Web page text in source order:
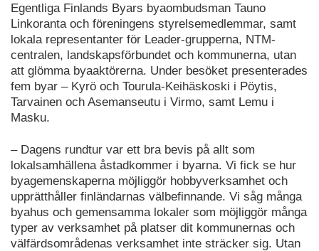
Egentliga Finlands Byars byaombudsman Tauno
Linkoranta och föreningens styrelsemedlemmar, samt
lokala representanter för Leader-grupperna, NTM-
centralen, landskapsförbundet och kommunerna, utan
att glömma byaaktörerna. Under besöket presenterades
fem byar – Kyrö och Tourula-Keihäskoski i Pöytis,
Tarvainen och Asemanseutu i Virmo, samt Lemu i
Masku.
– Dagens rundtur var ett bra bevis på allt som
lokalsamhällena åstadkommer i byarna. Vi fick se hur
byagemenskaperna möjliggör hobbyverksamhet och
upprätthåller finländarnas välbefinnande. Vi såg många
byahus och gemensamma lokaler som möjliggör många
typer av verksamhet på platser dit kommunernas och
välfärdsområdenas verksamhet inte sträcker sig. Utan